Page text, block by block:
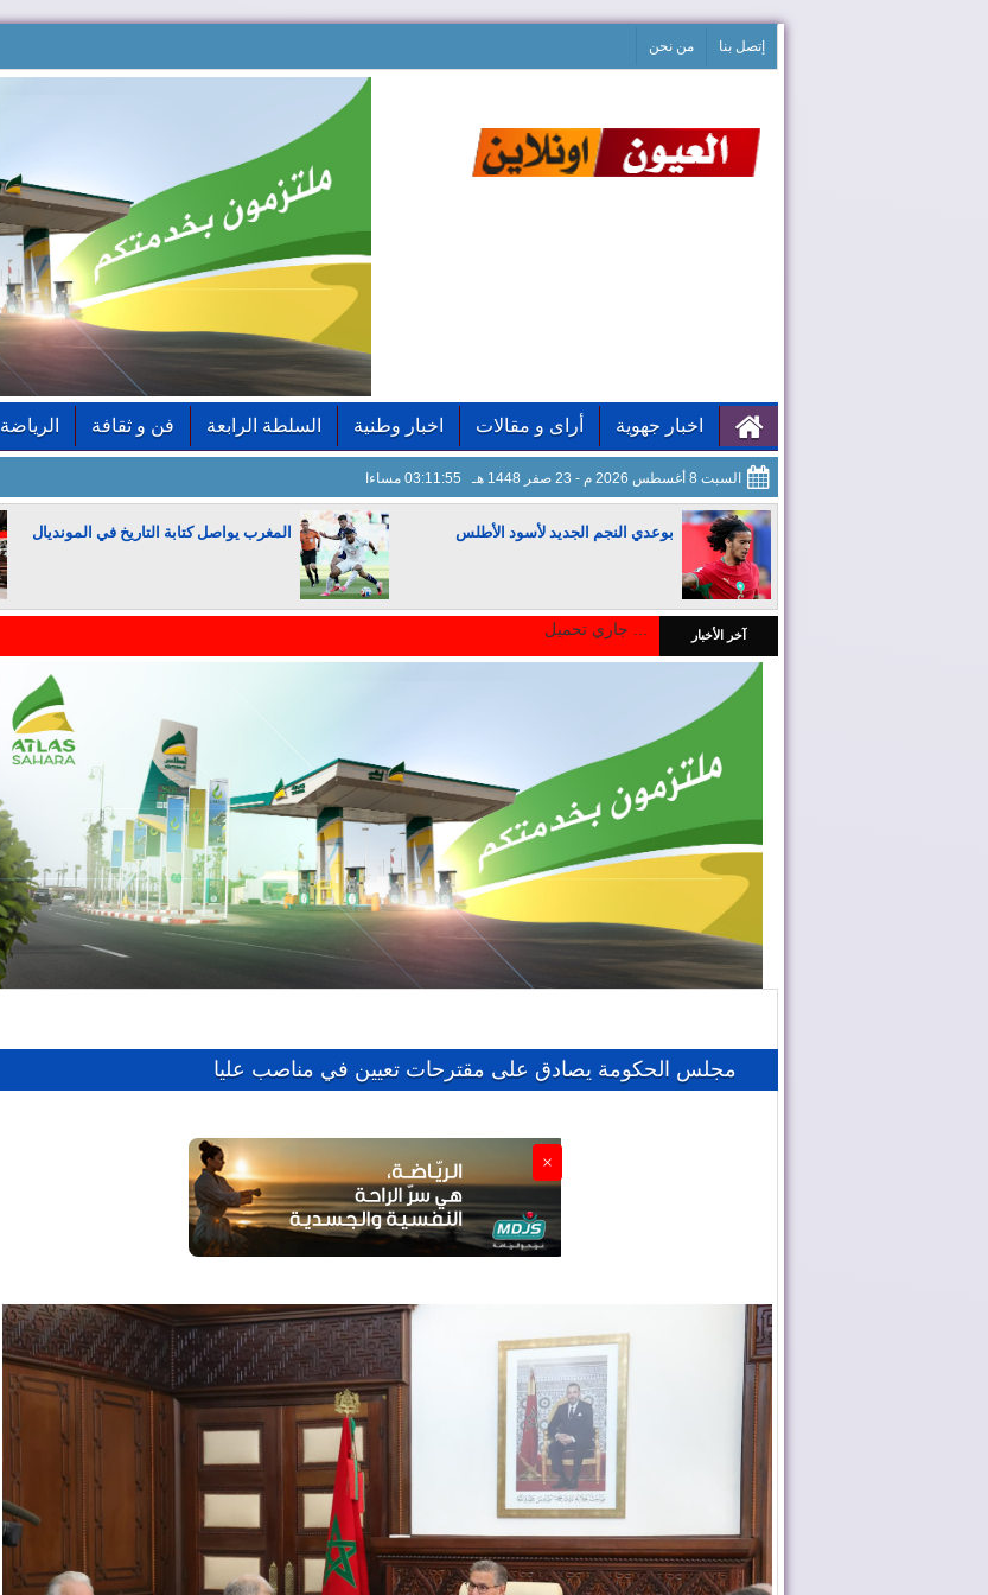
إتصل بنا من نحن
اخبار جهوية أراى و مقالات اخبار وطنية السلطة الرابعة فن و ثقافة الرياضة
السبت 8 أغسطس 2026 م - 23 صفر 1448 هـ 03:11:56 مساءا
بوعدي النجم الجديد لأسود الأطلس المغرب يواصل كتابة التاريخ في المونديال
المغرب يجذب كبار المستثمرين آخر الأخبار
مجلس الحكومة يصادق على مقترحات تعيين في مناصب عليا
×